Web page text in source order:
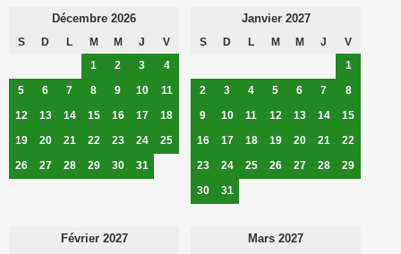
Décembre 2026
S D L M M J
V
1
2 3
4
5
6 7 8 9 10
11
12
13 14 15 16 17
18
19
20 21 22 23 24
25
26
27 28 29 30 31
Janvier 2027
S D L M M J
V
1
2
3 4 5 6 7
8
9
10 11 12 13 14
15
16
17 18 19 20 21
22
23
24 25 26 27 28
29
30
31
Février 2027 Mars 2027